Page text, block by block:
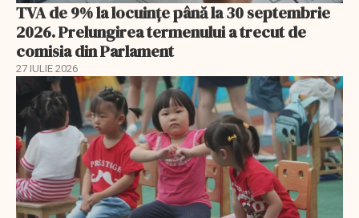
TVA de 9% la locuințe până la 30 septembrie
2026. Prelungirea termenului a trecut de
comisia din Parlament
27 IULIE 2026